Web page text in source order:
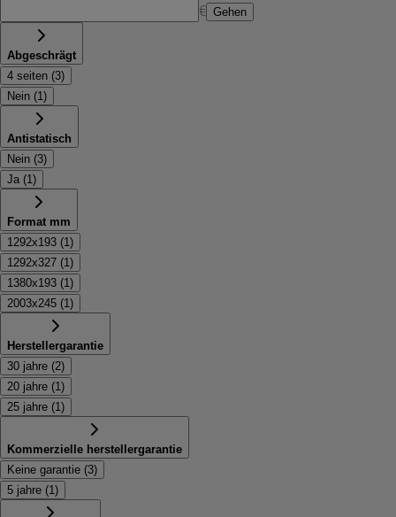
€ Gehen
Abgeschrägt
4 seiten (3)
Nein (1)
Antistatisch
Nein (3)
Ja (1)
Format mm
1292x193 (1)
1292x327 (1)
1380x193 (1)
2003x245 (1)
Herstellergarantie
30 jahre (2)
20 jahre (1)
25 jahre (1)
Kommerzielle herstellergarantie
Keine garantie (3)
5 jahre (1)